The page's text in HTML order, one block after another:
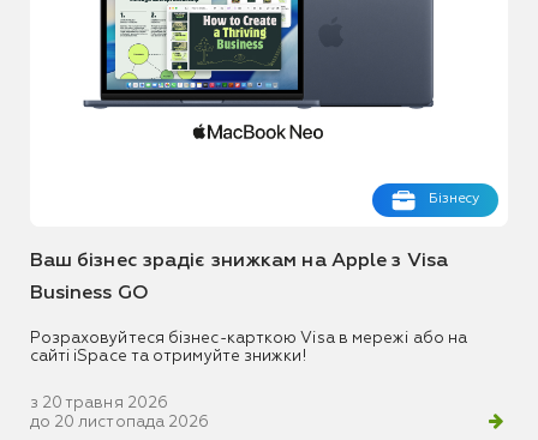
Бізнесу
Ваш бізнес зрадіє знижкам на Apple з Visa
Business GO
Розраховуйтеся бізнес-карткою Visa в мережі або на
сайті iSpace та отримуйте знижки!
з 20 травня 2026
до 20 листопада 2026